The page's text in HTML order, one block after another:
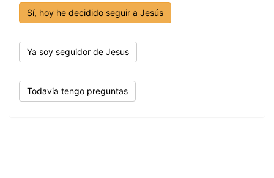
Sí, hoy he decidido seguir a Jesús
Ya soy seguidor de Jesus
Todavia tengo preguntas